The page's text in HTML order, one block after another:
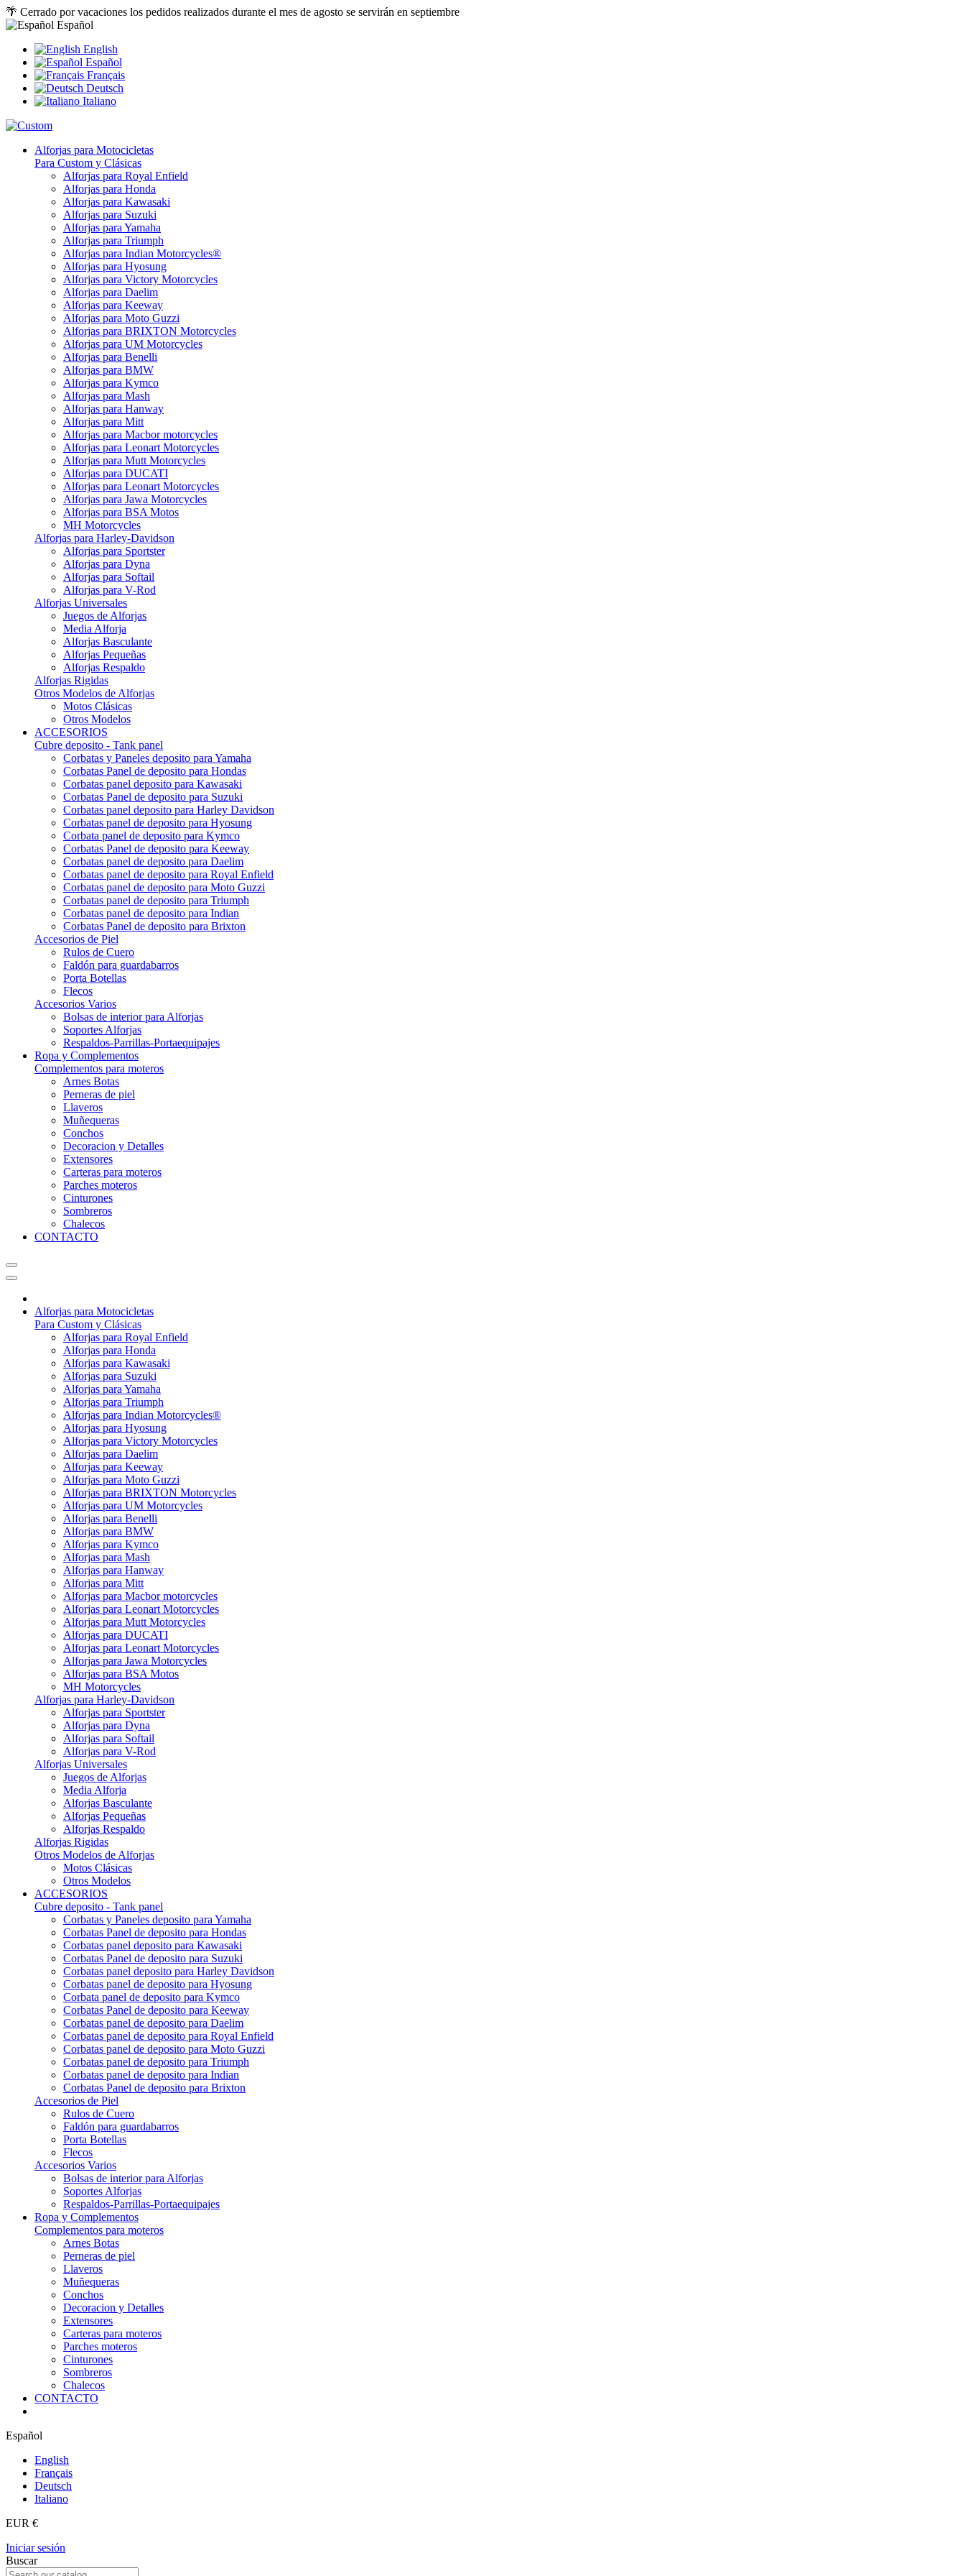
🌴 Cerrado por vacaciones los pedidos realizados durante el mes de agosto se servirán en septiembre
Español
English
Español
Français
Deutsch
Italiano
Alforjas para Motocicletas
Para Custom y Clásicas
Alforjas para Royal Enfield
Alforjas para Honda
Alforjas para Kawasaki
Alforjas para Suzuki
Alforjas para Yamaha
Alforjas para Triumph
Alforjas para Indian Motorcycles®
Alforjas para Hyosung
Alforjas para Victory Motorcycles
Alforjas para Daelim
Alforjas para Keeway
Alforjas para Moto Guzzi
Alforjas para BRIXTON Motorcycles
Alforjas para UM Motorcycles
Alforjas para Benelli
Alforjas para BMW
Alforjas para Kymco
Alforjas para Mash
Alforjas para Hanway
Alforjas para Mitt
Alforjas para Macbor motorcycles
Alforjas para Leonart Motorcycles
Alforjas para Mutt Motorcycles
Alforjas para DUCATI
Alforjas para Leonart Motorcycles
Alforjas para Jawa Motorcycles
Alforjas para BSA Motos
MH Motorcycles
Alforjas para Harley-Davidson
Alforjas para Sportster
Alforjas para Dyna
Alforjas para Softail
Alforjas para V-Rod
Alforjas Universales
Juegos de Alforjas
Media Alforja
Alforjas Basculante
Alforjas Pequeñas
Alforjas Respaldo
Alforjas Rigidas
Otros Modelos de Alforjas
Motos Clásicas
Otros Modelos
ACCESORIOS
Cubre deposito - Tank panel
Corbatas y Paneles deposito para Yamaha
Corbatas Panel de deposito para Hondas
Corbatas panel deposito para Kawasaki
Corbatas Panel de deposito para Suzuki
Corbatas panel deposito para Harley Davidson
Corbatas panel de deposito para Hyosung
Corbata panel de deposito para Kymco
Corbatas Panel de deposito para Keeway
Corbatas panel de deposito para Daelim
Corbatas panel de deposito para Royal Enfield
Corbatas panel de deposito para Moto Guzzi
Corbatas panel de deposito para Triumph
Corbatas panel de deposito para Indian
Corbatas Panel de deposito para Brixton
Accesorios de Piel
Rulos de Cuero
Faldón para guardabarros
Porta Botellas
Flecos
Accesorios Varios
Bolsas de interior para Alforjas
Soportes Alforjas
Respaldos-Parrillas-Portaequipajes
Ropa y Complementos
Complementos para moteros
Arnes Botas
Perneras de piel
Llaveros
Muñequeras
Conchos
Decoracion y Detalles
Extensores
Carteras para moteros
Parches moteros
Cinturones
Sombreros
Chalecos
CONTACTO
Alforjas para Motocicletas
Para Custom y Clásicas
Alforjas para Royal Enfield
Alforjas para Honda
Alforjas para Kawasaki
Alforjas para Suzuki
Alforjas para Yamaha
Alforjas para Triumph
Alforjas para Indian Motorcycles®
Alforjas para Hyosung
Alforjas para Victory Motorcycles
Alforjas para Daelim
Alforjas para Keeway
Alforjas para Moto Guzzi
Alforjas para BRIXTON Motorcycles
Alforjas para UM Motorcycles
Alforjas para Benelli
Alforjas para BMW
Alforjas para Kymco
Alforjas para Mash
Alforjas para Hanway
Alforjas para Mitt
Alforjas para Macbor motorcycles
Alforjas para Leonart Motorcycles
Alforjas para Mutt Motorcycles
Alforjas para DUCATI
Alforjas para Leonart Motorcycles
Alforjas para Jawa Motorcycles
Alforjas para BSA Motos
MH Motorcycles
Alforjas para Harley-Davidson
Alforjas para Sportster
Alforjas para Dyna
Alforjas para Softail
Alforjas para V-Rod
Alforjas Universales
Juegos de Alforjas
Media Alforja
Alforjas Basculante
Alforjas Pequeñas
Alforjas Respaldo
Alforjas Rigidas
Otros Modelos de Alforjas
Motos Clásicas
Otros Modelos
ACCESORIOS
Cubre deposito - Tank panel
Corbatas y Paneles deposito para Yamaha
Corbatas Panel de deposito para Hondas
Corbatas panel deposito para Kawasaki
Corbatas Panel de deposito para Suzuki
Corbatas panel deposito para Harley Davidson
Corbatas panel de deposito para Hyosung
Corbata panel de deposito para Kymco
Corbatas Panel de deposito para Keeway
Corbatas panel de deposito para Daelim
Corbatas panel de deposito para Royal Enfield
Corbatas panel de deposito para Moto Guzzi
Corbatas panel de deposito para Triumph
Corbatas panel de deposito para Indian
Corbatas Panel de deposito para Brixton
Accesorios de Piel
Rulos de Cuero
Faldón para guardabarros
Porta Botellas
Flecos
Accesorios Varios
Bolsas de interior para Alforjas
Soportes Alforjas
Respaldos-Parrillas-Portaequipajes
Ropa y Complementos
Complementos para moteros
Arnes Botas
Perneras de piel
Llaveros
Muñequeras
Conchos
Decoracion y Detalles
Extensores
Carteras para moteros
Parches moteros
Cinturones
Sombreros
Chalecos
CONTACTO
Español
English
Français
Deutsch
Italiano
EUR €
Iniciar sesión
Buscar